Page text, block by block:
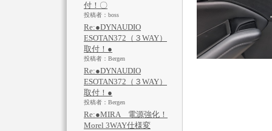
付！〇
投稿者：boss
Re:●DYNAUDIO
ESOTAN372（３WAY）
取付！●
投稿者：Bergen
Re:●DYNAUDIO
ESOTAN372（３WAY）
取付！●
投稿者：Bergen
Re:●MIRA 電源強化！
Morel 3WAY仕様変